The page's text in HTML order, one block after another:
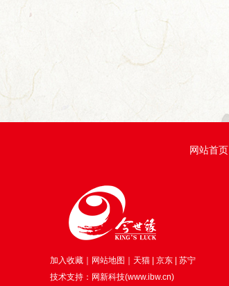
网站首页
加入收藏 网站地图 天猫 京东
苏宁
技术支持： 网新科技(www.ibw.cn)